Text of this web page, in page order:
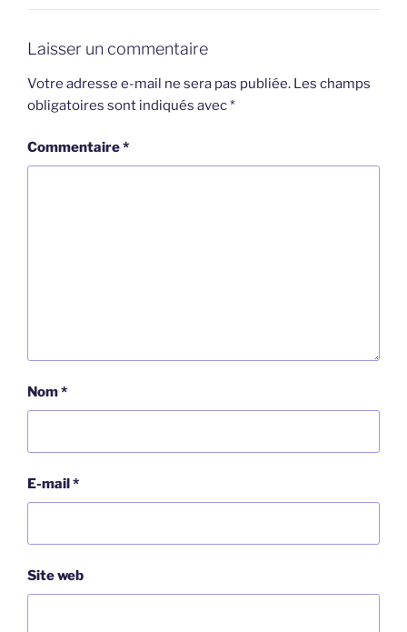
Laisser un commentaire
Votre adresse e-mail ne sera pas publiée. Les champs
obligatoires sont indiqués avec*
Commentaire*
Nom*
E-mail*
Site web